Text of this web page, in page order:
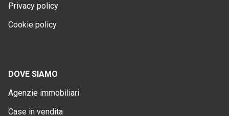
Privacy policy
Cookie policy
DOVE SIAMO
Agenzie immobiliari
Case in vendita